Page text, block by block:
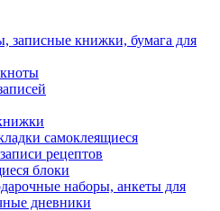
записные книжки, бумага для
самоклеящиеся
рецептов
блоки
наборы, анкеты для
дневники